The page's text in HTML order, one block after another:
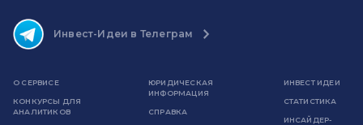
Инвест-Идеи в Телеграм
О СЕРВИСЕ
КОНКУРСЫ ДЛЯ
АНАЛИТИКОВ
ЮРИДИЧЕСКАЯ
ИНФОРМАЦИЯ
СПРАВКА
ИНВЕСТ ИДЕИ
СТАТИСТИКА
ИНСАЙДЕР-